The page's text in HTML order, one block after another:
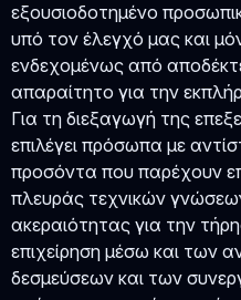
εξουσιοδοτημένο
υπό τον έλεγχό μας και
ενδεχομένως από
απαραίτητο για την
Για τη διεξαγωγή της
επιλέγει πρόσωπα με
προσόντα που παρέχουν
πλευράς τεχνικών
ακεραιότητας για την
επιχείρηση μέσω και των
δεσμεύσεων και των